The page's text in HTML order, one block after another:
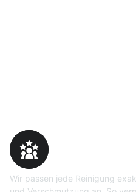
Wir passen jede Reinigung